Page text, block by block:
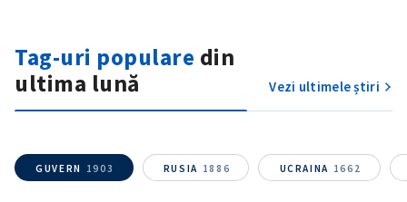
Tag-uri populare din
ultima lună
Vezi ultimele știri
GUVERN 1903 RUSIA 1886 UCRAINA 1662
ȘTIREA MEA
Fotografie
+ Încarcă imagine